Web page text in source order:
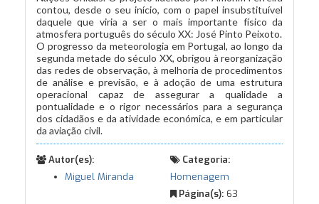
contou, desde o seu início, com o papel insubstituível
daquele que viria a ser o mais importante físico da
atmosfera português do século XX: José Pinto Peixoto.
O progresso da meteorologia em Portugal, ao longo da
segunda metade do século XX, obrigou à reorganização
das redes de observação, à melhoria de procedimentos
de análise e previsão, e à adoção de uma estrutura
operacional capaz de assegurar a qualidade a
pontualidade e o rigor necessários para a segurança
dos cidadãos e da atividade económica, e em particular
da aviação civil.
Autor(es):
Miguel Miranda
Categoria:
Homenagem
Página(s): 63